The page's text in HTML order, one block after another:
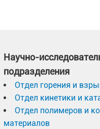
Научно-
подразделения
Отдел горения и
Отдел кинетики и
Отдел полимеров и
материалов